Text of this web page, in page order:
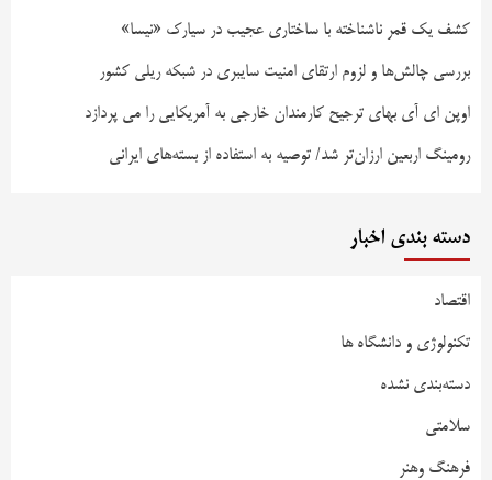
کشف یک قمر ناشناخته با ساختاری عجیب در سیارک «نیسا»
بررسی چالش‌ها و لزوم ارتقای امنیت سایبری در شبکه ریلی کشور
اوپن ای آی بهای ترجیح کارمندان خارجی به آمریکایی را می پردازد
رومینگ اربعین ارزان‌تر شد/ توصیه به استفاده از بسته‌های ایرانی
دسته بندی اخبار
اقتصاد
تکنولوژی و دانشگاه ها
دسته‌بندی نشده
سلامتی
فرهنگ وهنر